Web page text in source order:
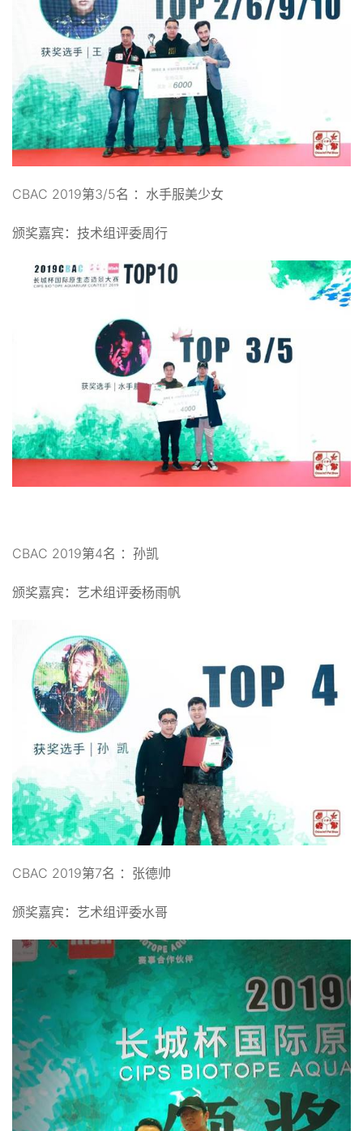
CBAC 2019第3/5名 ：水手服美少女
颁奖嘉宾：技术组评委周行
CBAC 2019第4名 ：孙凯
颁奖嘉宾：艺术组评委杨雨帆
CBAC 2019第7名 ：张德帅
颁奖嘉宾：艺术组评委水哥